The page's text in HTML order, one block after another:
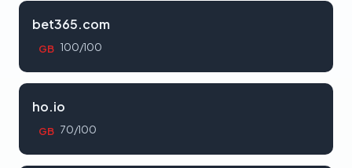
bet365.com
GB 100/100
ho.io
GB 70/100